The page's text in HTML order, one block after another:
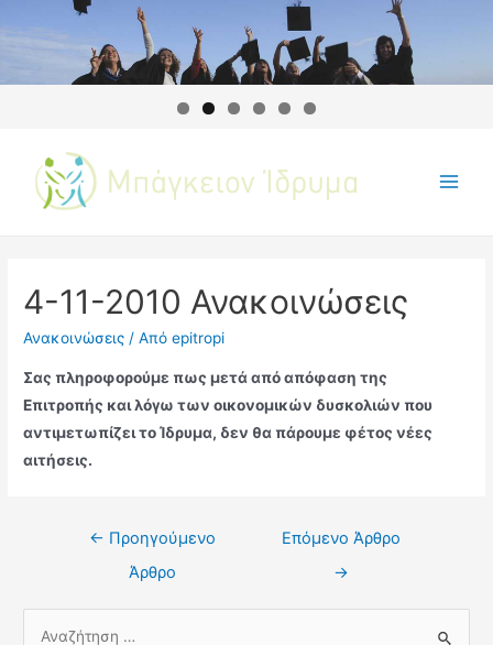
4-11-2010 Ανακοινώσεις
Ανακοινώσεις / Απόepitropi
Σας πληροφορούμε πως μετά από απόφαση της
Επιτροπής και λόγω των οικονομικών δυσκολιών που
αντιμετωπίζει το Ίδρυμα, δεν θα πάρουμε φέτος νέες
αιτήσεις.
← Προηγούμενο
Άρθρο
Επόμενο Άρθρο
→